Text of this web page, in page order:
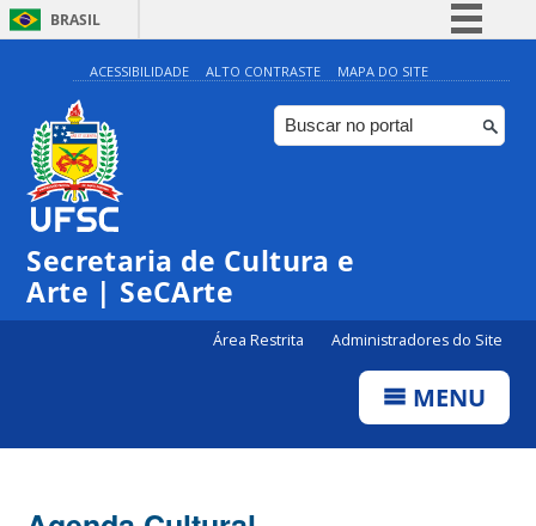
BRASIL
Simplifique!
Comunica BR
Participe
ACESSIBILIDADE ALTO CONTRASTE MAPA DO SITE
Secretaria de Cultura e
Arte | SeCArte
Área Restrita Administradores do Site
MENU
0:00
1:00